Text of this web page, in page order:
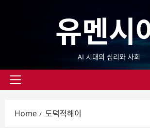
유멘시
AI 시대의 심리와 사회
Primary
Home 도덕적해이